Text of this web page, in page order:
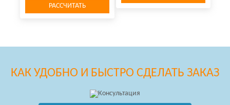
РАССЧИТАТЬ
КАК УДОБНО И БЫСТРО СДЕЛАТЬ ЗАКАЗ